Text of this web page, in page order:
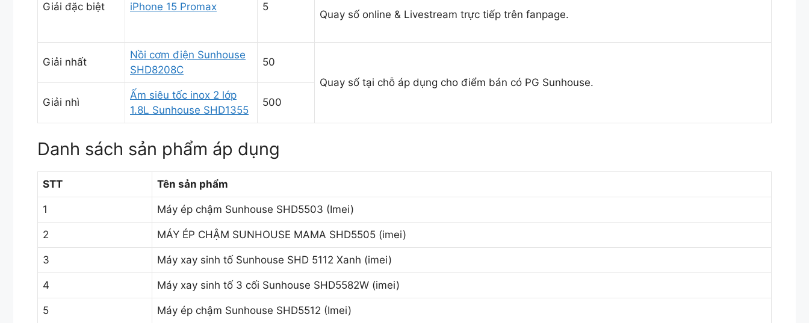
Giải đặc biệt iPhone 15 Promax 5
Quay số online & Livestream trực tiếp trên fanpage.
Giải nhất
Nồi cơm điện Sunhouse
SHD8208C
50
Quay số tại chỗ áp dụng cho điểm bán có PG Sunhouse.
Giải nhì
Ấm siêu tốc inox 2 lớp
1.8L Sunhouse SHD1355
500
Danh sách sản phẩm áp dụng
STT Tên sản phẩm
1 Máy ép chậm Sunhouse SHD5503 (Imei)
2 MÁY ÉP CHẬM SUNHOUSE MAMA SHD5505 (imei)
3 Máy xay sinh tố Sunhouse SHD 5112 Xanh (imei)
4 Máy xay sinh tố 3 cối Sunhouse SHD5582W (imei)
5 Máy ép chậm Sunhouse SHD5512 (Imei)